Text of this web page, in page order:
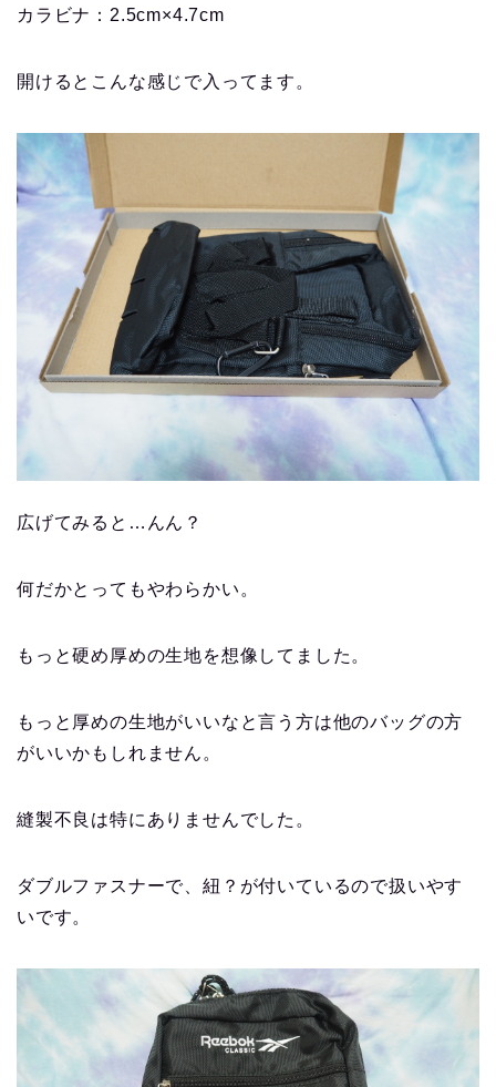
カラビナ：2.5cm×4.7cm
開けるとこんな感じで入ってます。
広げてみると…んん？
何だかとってもやわらかい。
もっと硬め厚めの生地を想像してました。
もっと厚めの生地がいいなと言う方は他のバッグの方
がいいかもしれません。
縫製不良は特にありませんでした。
ダブルファスナーで、紐？が付いているので扱いやす
いです。